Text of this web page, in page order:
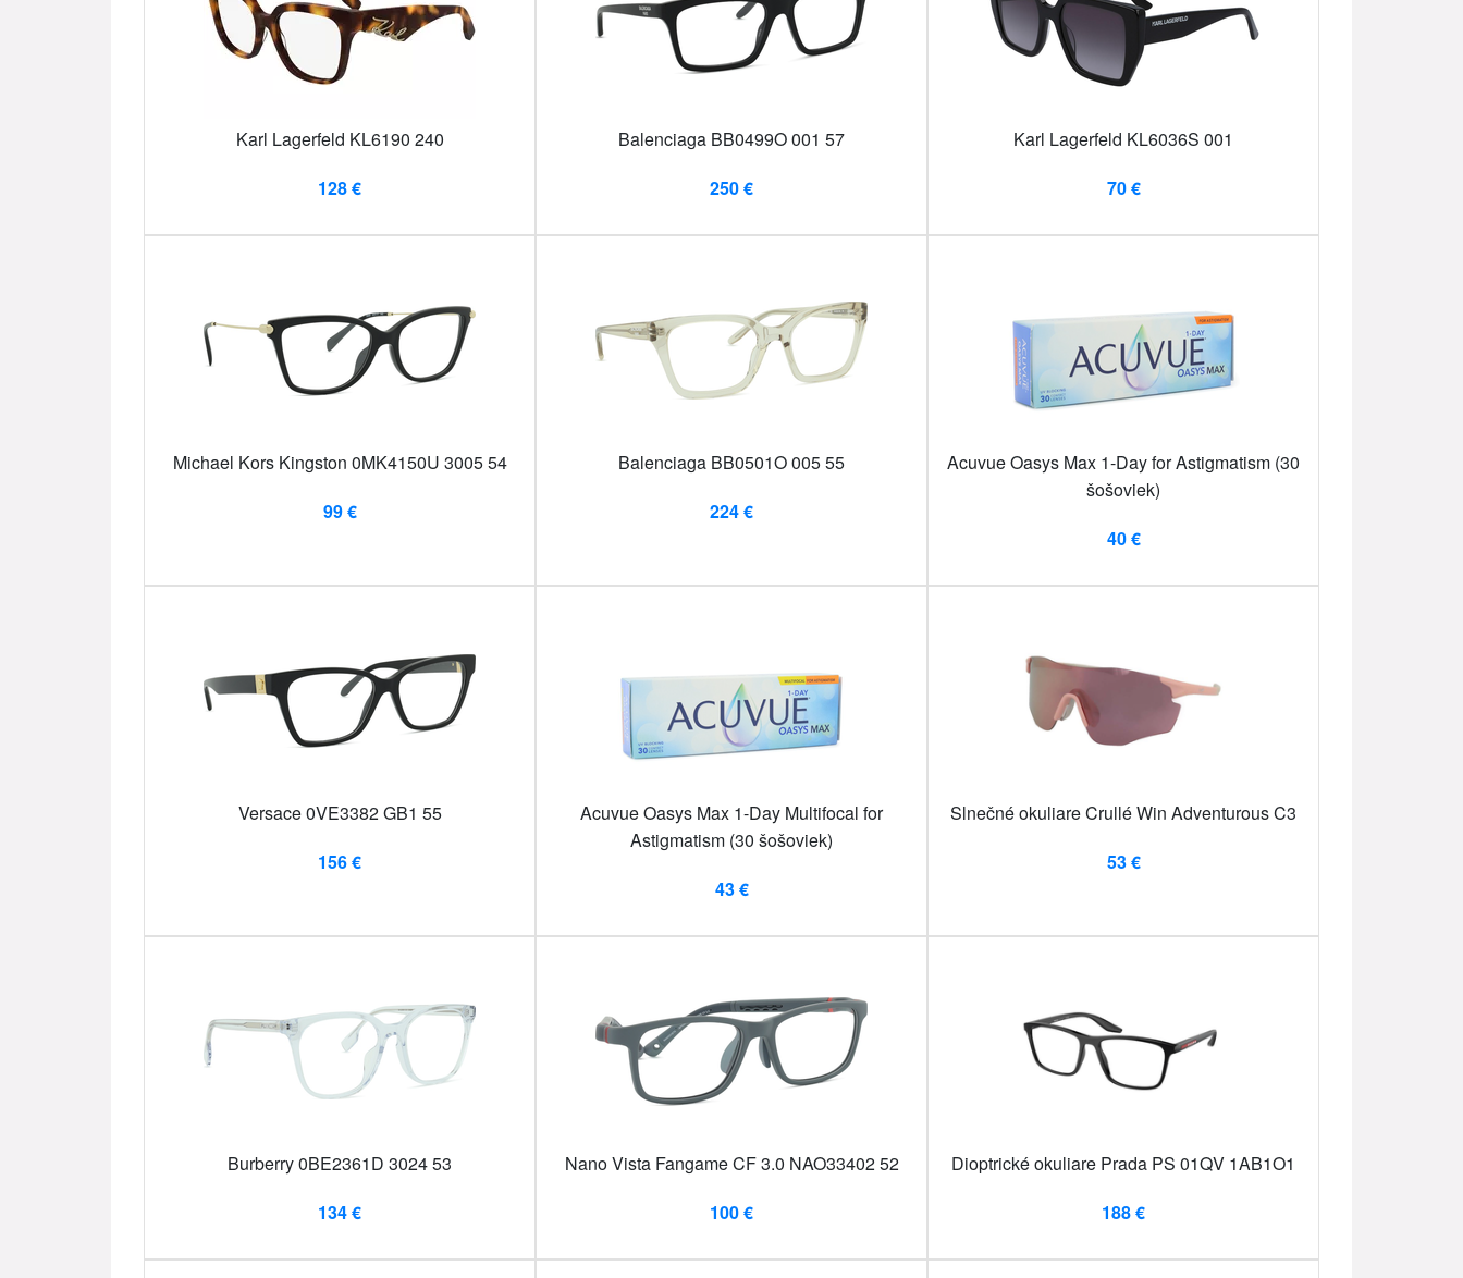
Karl Lagerfeld KL6190 240
128 €
Balenciaga BB0499O 001 57
250 €
Karl Lagerfeld KL6036S 001
70 €
Michael Kors Kingston 0MK4150U 3005 54
99 €
Balenciaga BB0501O 005 55
224 €
Acuvue Oasys Max 1-Day for Astigmatism (30
šošoviek)
40 €
Versace 0VE3382 GB1 55
156 €
Acuvue Oasys Max 1-Day Multifocal for
Astigmatism (30 šošoviek)
43 €
Slnečné okuliare Crullé Win Adventurous C3
53 €
Burberry 0BE2361D 3024 53
134 €
Nano Vista Fangame CF 3.0 NAO33402 52
100 €
Dioptrické okuliare Prada PS 01QV 1AB1O1
188 €